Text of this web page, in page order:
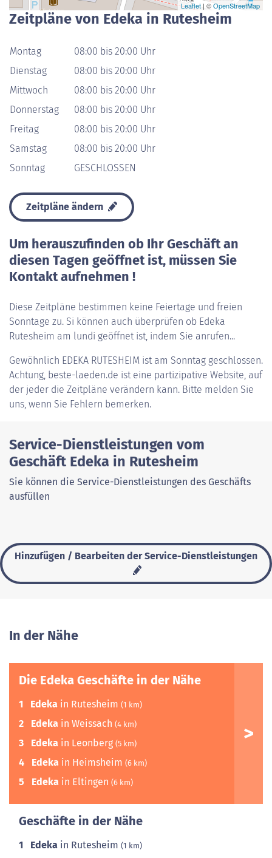
Leaflet | ©OpenStreetMap
Zeitpläne von Edeka in Rutesheim
Montag
08:00 bis 20:00 Uhr
Dienstag
08:00 bis 20:00 Uhr
Mittwoch
08:00 bis 20:00 Uhr
Donnerstag
08:00 bis 20:00 Uhr
Freitag
08:00 bis 20:00 Uhr
Samstag
08:00 bis 20:00 Uhr
Sonntag
GESCHLOSSEN
Zeitpläne ändern
Um herauszufinden ob Ihr Geschäft an
diesen Tagen geöffnet ist, müssen Sie
Kontakt aufnehmen !
Diese Zeitpläne bestimmen keine Feiertage und freien
Sonntage zu. Si können auch überprüfen ob Edeka
Rutesheim am lundi geöffnet ist, indem Sie anrufen...
Gewöhnlich EDEKA RUTESHEIM ist am Sonntag geschlossen.
Achtung, beste-laeden.de ist eine partizipative Website, auf
der jeder die Zeitpläne verändern kann. Bitte melden Sie
uns, wenn Sie Fehlern bemerken.
Service-Dienstleistungen vom
Geschäft Edeka in Rutesheim
Sie können die Service-Dienstleistungen des Geschäfts
ausfüllen
Hinzufügen / Bearbeiten der Service-Dienstleistungen
In der Nähe
Die Edeka Geschäfte in der Nähe
1 Edeka in Rutesheim (1 km)
2 Edeka in Weissach (4 km)
3 Edeka in Leonberg (5 km)
4 Edeka in Heimsheim (6 km)
5 Edeka in Eltingen (6 km)
Geschäfte in der Nähe
1 Edeka in Rutesheim (1 km)